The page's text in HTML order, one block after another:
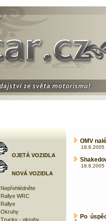
OJETÁ VOZIDLA
NOVÁ VOZIDLA
Nepřehlédněte
Rallye WRC
Rallye
Okruhy
Trucky - okruhy
OMV
18.8.2005
18.8.2005
Po